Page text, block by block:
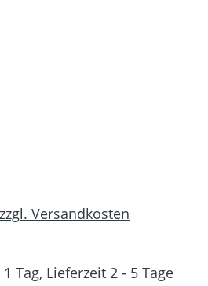
Versandkosten
Tag, Lieferzeit 2 - 5 Tage